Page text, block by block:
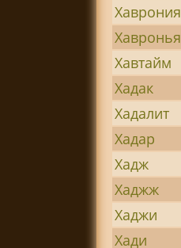
Хаврония
Хавронья
Хавтайм
Хадак
Хадалит
Хадар
Хадж
Хаджж
Хаджи
Хади